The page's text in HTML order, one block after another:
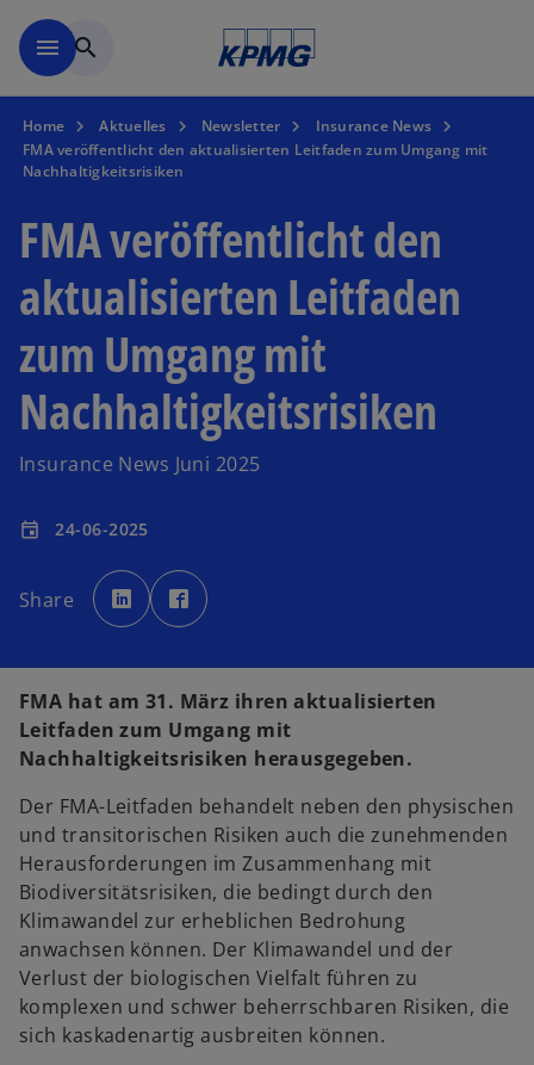
menu search
Home Aktuelles Newsletter
Insurance News
FMA veröffentlicht den aktualisierten Leitfaden zum Umgang mit
Nachhaltigkeitsrisiken
FMA veröffentlicht den
aktualisierten Leitfaden
zum Umgang mit
Nachhaltigkeitsrisiken
Insurance News Juni 2025
event 24-06-2025
Share
w
i
r
d
n
e
n
e
u
R
e
g
i
s
t
e
r
k
a
r
t
e
g
e
ö
f
f
i
r
n
e
n
e
u
R
e
g
e
r
k
a
e
g
e
ö
f
f
FMA hat am 31. März ihren aktualisierten
Leitfaden zum Umgang mit
Nachhaltigkeitsrisiken herausgegeben.
Der FMA-Leitfaden behandelt neben den physischen
und transitorischen Risiken auch die zunehmenden
Herausforderungen im Zusammenhang mit
Biodiversitätsrisiken, die bedingt durch den
Klimawandel zur erheblichen Bedrohung
anwachsen können. Der Klimawandel und der
Verlust der biologischen Vielfalt führen zu
komplexen und schwer beherrschbaren Risiken, die
sich kaskadenartig ausbreiten können.